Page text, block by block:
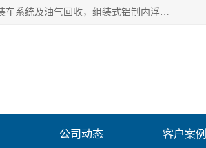
连云港爱德石化机械有限公司主要产品有：鹤管、旋转接头、密封圈、输油臂、储运定量装车系统及油气回收，组装式铝制内浮盘及油罐附件、钢结构栈桥/平台、活动梯、紧急脱离拉断阀等。完备的制造和检测手段以及高素质的员工确保了产品的质量。
公司动态 客户案例